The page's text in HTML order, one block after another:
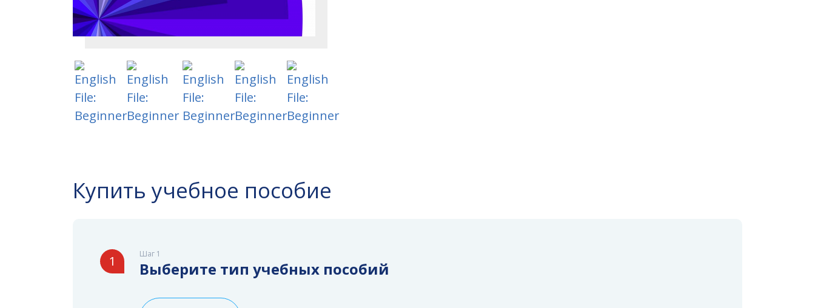
Купить учебное пособие
Шаг 1
1 Выберите тип учебных пособий